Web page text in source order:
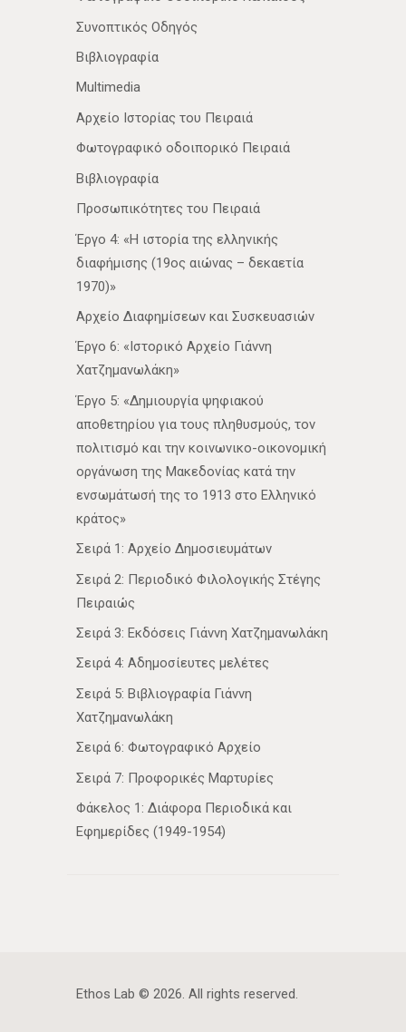
Συνοπτικός Οδηγός
Βιβλιογραφία
Multimedia
Αρχείο Ιστορίας του Πειραιά
Φωτογραφικό οδοιπορικό Πειραιά
Βιβλιογραφία
Προσωπικότητες του Πειραιά
Έργο 4: «Η ιστορία της ελληνικής
διαφήμισης (19ος αιώνας – δεκαετία
1970)»
Αρχείο Διαφημίσεων και Συσκευασιών
Έργο 6: «Ιστορικό Αρχείο Γιάννη
Χατζημανωλάκη»
Έργο 5: «Δημιουργία ψηφιακού
αποθετηρίου για τους πληθυσμούς, τον
πολιτισμό και την κοινωνικο-οικονομική
οργάνωση της Μακεδονίας κατά την
ενσωμάτωσή της το 1913 στο Ελληνικό
κράτος»
Σειρά 1: Αρχείο Δημοσιευμάτων
Σειρά 2: Περιοδικό Φιλολογικής Στέγης
Πειραιώς
Σειρά 3: Εκδόσεις Γιάννη Χατζημανωλάκη
Σειρά 4: Αδημοσίευτες μελέτες
Σειρά 5: Βιβλιογραφία Γιάννη
Χατζημανωλάκη
Σειρά 6: Φωτογραφικό Αρχείο
Σειρά 7: Προφορικές Μαρτυρίες
Φάκελος 1: Διάφορα Περιοδικά και
Εφημερίδες (1949-1954)
Ethos Lab © 2026. All rights reserved.